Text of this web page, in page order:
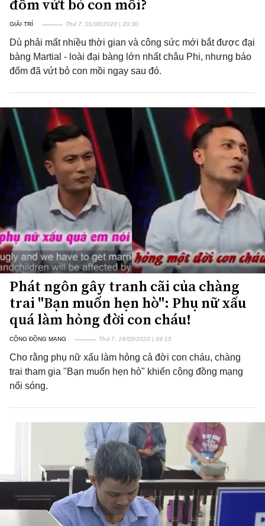
đốm vứt bỏ con mồi?
GIẢI TRÍ Thứ 7, 01/08/2020 | 20:30
Dù phải mất nhiều thời gian và công sức mới bắt được đại
bàng Martial - loài đại bàng lớn nhất châu Phi, nhưng báo
đốm đã vứt bỏ con mồi ngay sau đó.
Phát ngôn gây tranh cãi của chàng
trai "Bạn muốn hẹn hò": Phụ nữ xấu
quá làm hỏng đời con cháu!
CỘNG ĐỒNG MẠNG Thứ 7, 16/05/2020 | 09:15
Cho rằng phụ nữ xấu làm hỏng cả đời con cháu, chàng
trai tham gia "Bạn muốn hẹn hò" khiến cộng đồng mạng
nổi sóng.